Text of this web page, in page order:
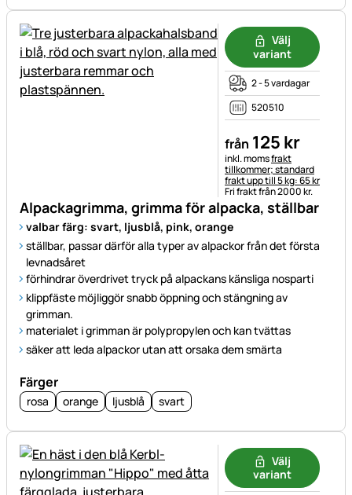
Alpackagrimma, grimma för alpacka, ställbar
valbar färg: svart, ljusblå, pink, orange
ställbar, passar därför alla typer av alpackor från det första
levnadsåret
förhindrar överdrivet tryck på alpackans känsliga nosparti
klippfäste möjliggör snabb öppning och stängning av
grimman.
materialet i grimman är polypropylen och kan tvättas
säker att leda alpackor utan att orsaka dem smärta
Färger
rosa orange ljusblå svart
Välj
variant
2 - 5 vardagar
520510
från 125 kr
Skatteinformation:
inkl. momsfrakt
tillkommer; standard
frakt upp till 5 kg: 65 kr
Fri frakt från 2000 kr.
Välj
variant